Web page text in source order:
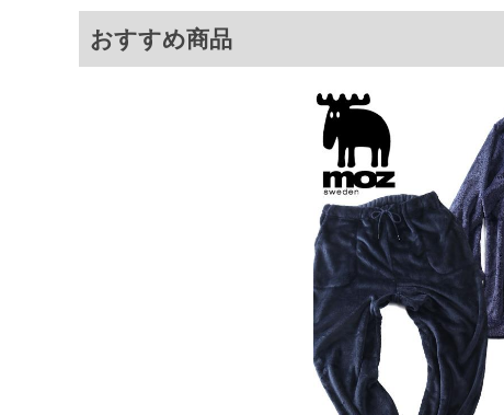
5L ラグランスリーブ
6L
100
110
120
※商品によって若干のサイズの誤差がござ
面）によって、商品の色味が若干異なる場
※上記サイズが実際の商品に付いているタ
商品付属タグの記載もご確認下さい。
※当店での掲載商品は、実店鋪と在庫を共
おすすめ商品